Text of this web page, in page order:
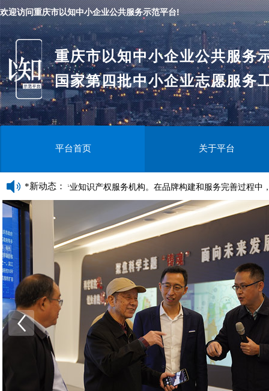
重庆市以知中小企业公共服务
平台首页 关于平台
国家第四批中小企业志愿服务
欢迎访问重庆市以知中小企业公共服务示范平台!
*新动态：
放眼全球的专业知识产权服务机构。在品牌构建和服务完善过程中，